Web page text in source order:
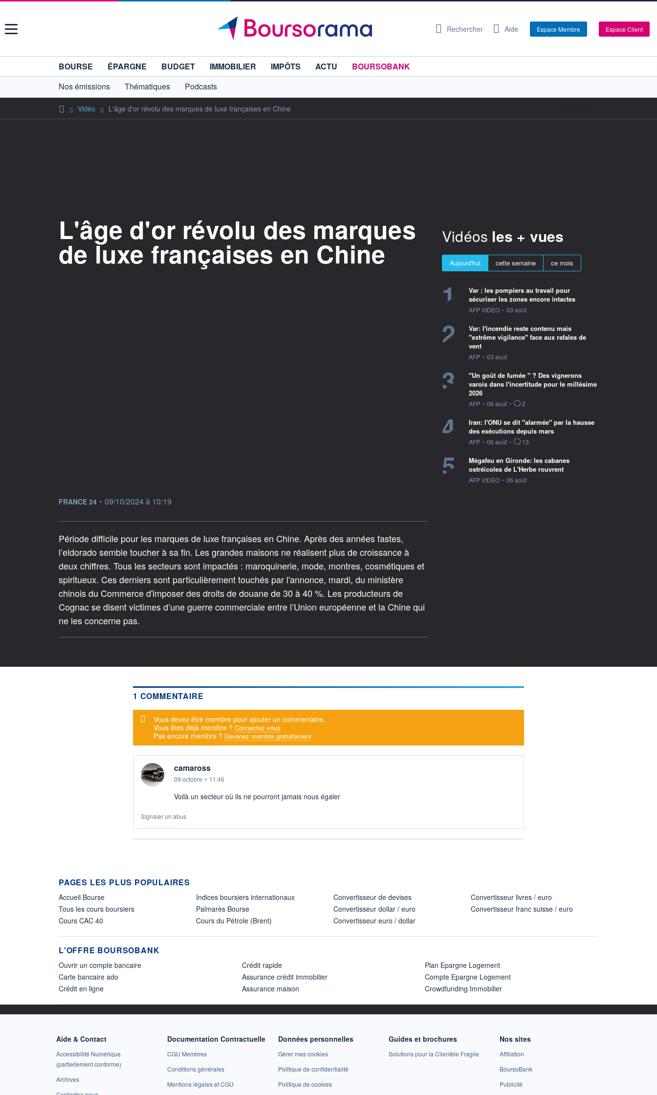
Menu Rechercher Aide Espace Membre Espace Client
BOURSE ÉPARGNE BUDGET IMMOBILIER IMPÔTS ACTU
BOURSOBANK
Nos émissions
Thématiques Podcasts
Vidéo L'âge d'or révolu des marques de luxe françaises en Chine
L'âge d'or révolu des marques
de luxe françaises en Chine
information fournie par
FRANCE 24 • 09/10/2024 à 10:19
Période difficile pour les marques de luxe françaises en Chine. Après des années fastes,
l’eldorado semble toucher à sa fin. Les grandes maisons ne réalisent plus de croissance à
deux chiffres. Tous les secteurs sont impactés : maroquinerie, mode, montres, cosmétiques et
spiritueux. Ces derniers sont particulièrement touchés par l'annonce, mardi, du ministère
chinois du Commerce d'imposer des droits de douane de 30 à 40 %. Les producteurs de
Cognac se disent victimes d’une guerre commerciale entre l’Union européenne et la Chine qui
ne les concerne pas.
Vidéos les + vues
Aujourd'hui cette semaine ce mois
1
Var : les pompiers au travail pour
sécuriser les zones encore intactes
information fournie par
AFP VIDEO • 03 août
2
Var: l'incendie reste contenu mais
"extrême vigilance" face aux rafales de
vent
information fournie par
AFP • 03 août
3
"Un goût de fumée " ? Des vignerons
varois dans l'incertitude pour le millésime
2026
information fournie par
AFP • 06 août • 2
4
Iran: l'ONU se dit "alarmée" par la hausse
des exécutions depuis mars
information fournie par
AFP • 06 août • 13
5
Mégafeu en Gironde: les cabanes
ostréicoles de L'Herbe rouvrent
information fournie par
AFP VIDEO • 06 août
1 COMMENTAIRE
Message d'alerte
Vous devez être membre pour ajouter un commentaire.
Vous êtes déjà membre ? Connectez-vous
Pas encore membre ? Devenez membre gratuitement
camaross
09 octobre • 11:46
Voilà un secteur où ils ne pourront jamais nous égaler
Signaler un abus
PAGES LES PLUS POPULAIRES
Accueil Bourse
Tous les cours boursiers
Cours CAC 40
Indices boursiers internationaux
Palmarès Bourse
Cours du Pétrole (Brent)
Convertisseur de devises
Convertisseur dollar / euro
Convertisseur euro / dollar
Convertisseur livres / euro
Convertisseur franc suisse / euro
L'OFFRE BOURSOBANK
Ouvrir un compte bancaire
Carte bancaire ado
Crédit en ligne
Crédit rapide
Assurance crédit immobilier
Assurance maison
Plan Epargne Logement
Compte Epargne Logement
Crowdfunding Immobilier
Aide & Contact
Accessibilité Numérique
(partiellement conforme)
Archives
Documentation Contractuelle
CGU Membres
Conditions générales
Mentions légales et CGU
Données personnelles
Gérer mes cookies
Politique de confidentialité
Politique de cookies
Guides et brochures
Solutions pour la Clientèle Fragile
Nos sites
Affiliation
BoursoBank
Publicité